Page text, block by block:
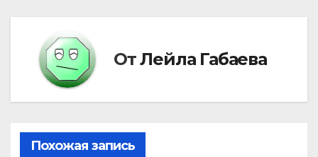
ОтЛейла Габаева
Похожая запись